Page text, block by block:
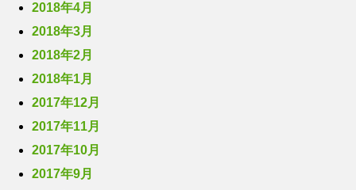
2018年4月
2018年3月
2018年2月
2018年1月
2017年12月
2017年11月
2017年10月
2017年9月